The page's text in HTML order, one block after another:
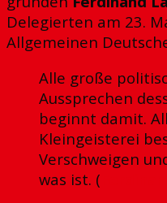
Delegierten am 23.
Allgemeinen
Alle große
Aussprechen
beginnt damit.
Kleingeisterei
Verschweigen
was ist. (